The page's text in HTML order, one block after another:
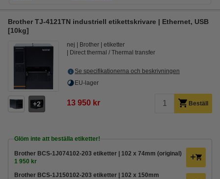
Brother TJ-4121TN industriell etikettskrivare | Ethernet, USB
[10kg]
2
nej Brother
etiketter
Direct thermal / Thermal transfer
Se specifikationerna och beskrivningen
EU-lager
13 950 kr Beställ
Glöm inte att beställa etiketter!
Brother BCS-1J074102-203 etiketter | 102 x 74mm (original)
1 950 kr
Brother BCS-1J150102-203 etiketter | 102 x 150mm